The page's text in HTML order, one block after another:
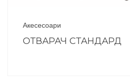
Акесесоари
ОТВАРАЧ СТАНДАРД